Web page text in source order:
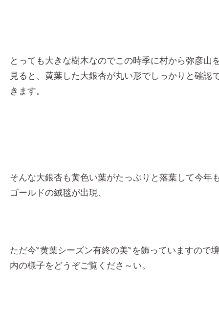
とっても大きな樹木なのでこの時季に村から弥彦山
見ると、黄葉した大銀杏が丸い形でしっかりと確認
きます。
そんな大銀杏も黄色い葉がたっぷりと落葉して今年
ゴールドの絨毯が出現、
ただ今‶黄葉シーズン有終の美‶を飾っていますので
内の様子をどうぞご覧くださ～い。